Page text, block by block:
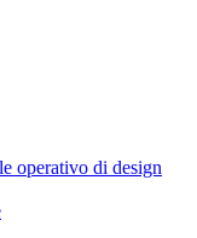
operativo di design